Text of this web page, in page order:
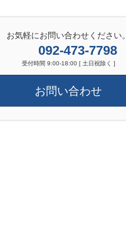
お気軽にお問い合わせください。
092-473-7798
受付時間 9:00-18:00 [ 土日祝除く ]
お問い合わせ